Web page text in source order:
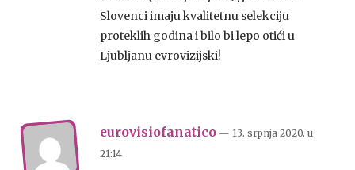
Slovenci imaju kvalitetnu selekciju
proteklih godina i bilo bi lepo otići u
Ljubljanu evrovizijski!
eurovisiofanatico — 13. srpnja 2020. u
21:14